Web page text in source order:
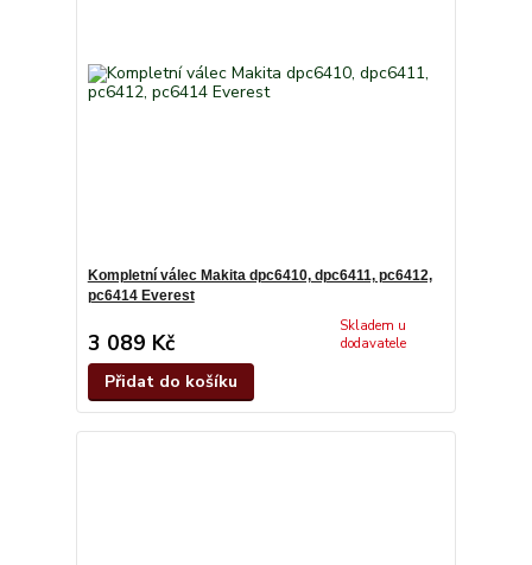
Kompletní válec Makita dpc6410, dpc6411, pc6412,
pc6414 Everest
3 089 Kč
Skladem u
dodavatele
Přidat do košíku